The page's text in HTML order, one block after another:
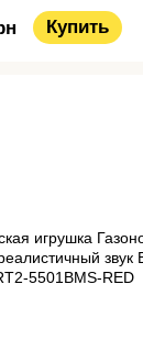
Купить